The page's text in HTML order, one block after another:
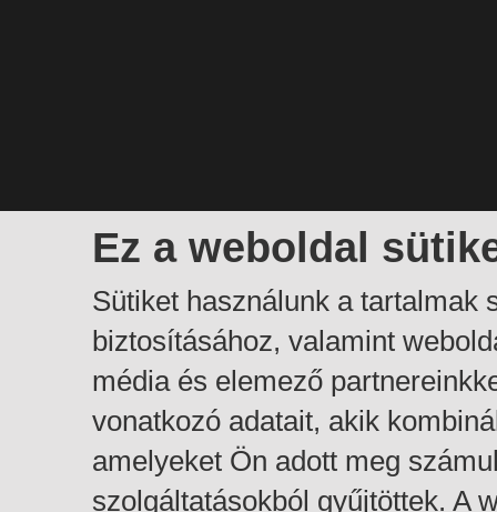
Ez a weboldal
Sütiket használunk a tartalmak
biztosításához, valamint
média és elemező
vonatkozó adatait, akik
amelyeket Ön adott meg
szolgáltatásokból gyűjtöttek. A